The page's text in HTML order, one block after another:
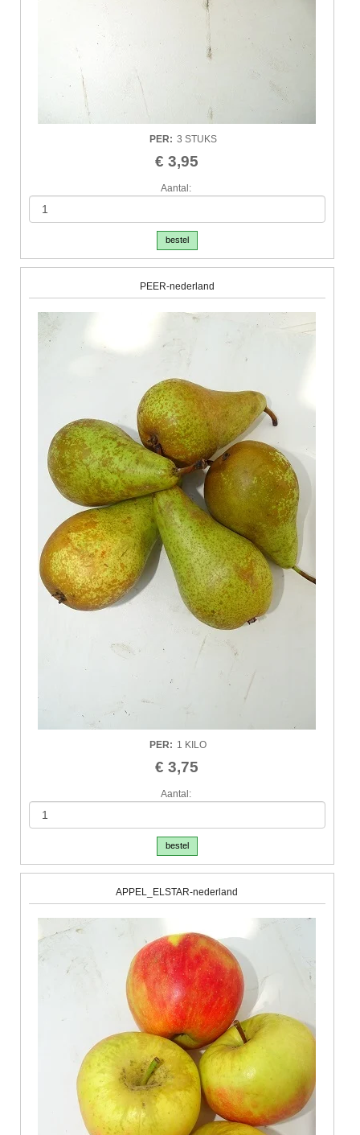
PER: 3 STUKS
€ 3,95
Aantal:
bestel
PEER-nederland
PER: 1 KILO
€ 3,75
Aantal:
bestel
APPEL_ELSTAR-nederland